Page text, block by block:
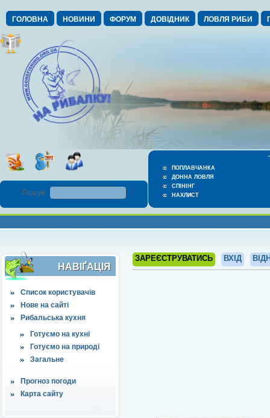
ГОЛОВНА НОВИНИ ФОРУМ ДОВІДНИК ЛОВЛЯ РИБИ
ПОПЛАВЧАНКА
ДОННА ЛОВЛЯ
СПІНІНГ
НАХЛИСТ
Пошук :
НАВІҐАЦІЯ
Список користувачів
Нове на сайті
Рибальська кухня
Готуємо на кухні
Готуємо на природі
Загальне
Прогноз погоди
Карта сайту
ЗАРЕЄСТРУВАТИСЬ ВХІД